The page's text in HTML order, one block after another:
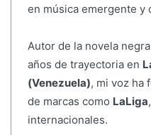
en música emergente y
Autor de la novela negra
años de trayectoria en
(Venezuela), mi voz ha
de marcas como LaLiga,
internacionales.